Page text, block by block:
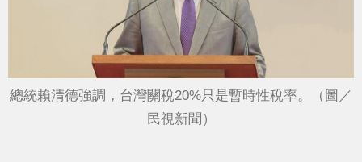
總統賴清德強調，台灣關稅20%只是暫時性稅率。（圖／
民視新聞）